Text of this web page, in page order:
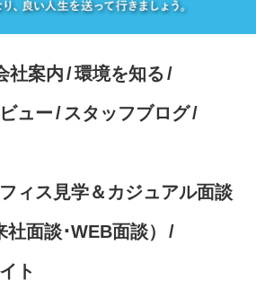
社案内
環境を知る
ュー
スタッフブログ
ィス見学＆カジュアル面談
面談･WEB面談）
ト